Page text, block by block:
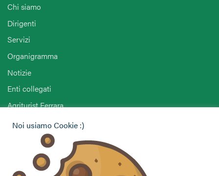
Chi siamo
Dirigenti
Servizi
Organigramma
Notizie
Enti collegati
Agriturist Ferrara
ANGA Ferrara
Hai bisogno di informazioni?
Vuoi contattarci per ricevere assistenza, lasciare un
Noi usiamo Cookie :)